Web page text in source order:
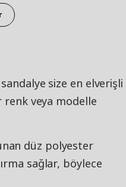
size en elverişli
renk veya modelle
düz polyester
sağlar, böylece